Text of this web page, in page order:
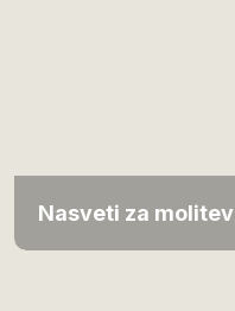
Nasveti za molitev